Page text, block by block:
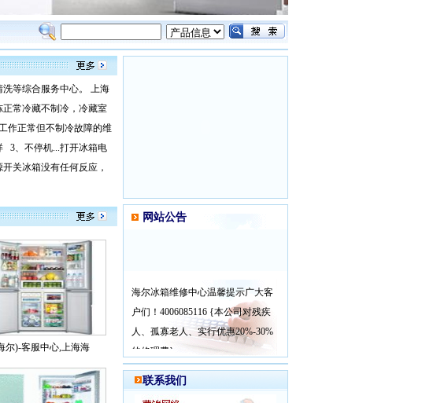
等综合服务中心。 上海
常冷藏不制冷，冷藏室
作正常但不制冷故障的维
3、不停机...打开冰箱电
关冰箱没有任何反应，
尔)-客服中心,上海海
网站公告
海尔冰箱维修中心温馨提示广大客
户们！4006085116 {本公司对残疾
人、孤寡老人、实行优惠20%-30%
的修理费}
联系我们